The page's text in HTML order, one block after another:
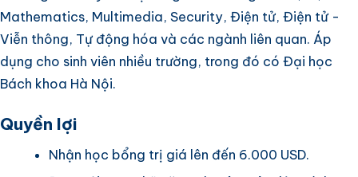
Mathematics, Multimedia, Security, Điện tử, Điện tử -
Viễn thông, Tự động hóa và các ngành liên quan. Áp
dụng cho sinh viên nhiều trường, trong đó có Đại học
Bách khoa Hà Nội.
Quyền lợi
Nhận học bổng trị giá lên đến 6.000 USD.